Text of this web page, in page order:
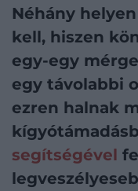
Néhány
kell, hiszen
egy-egy
egy távolabbi
ezren halnak
segítségével